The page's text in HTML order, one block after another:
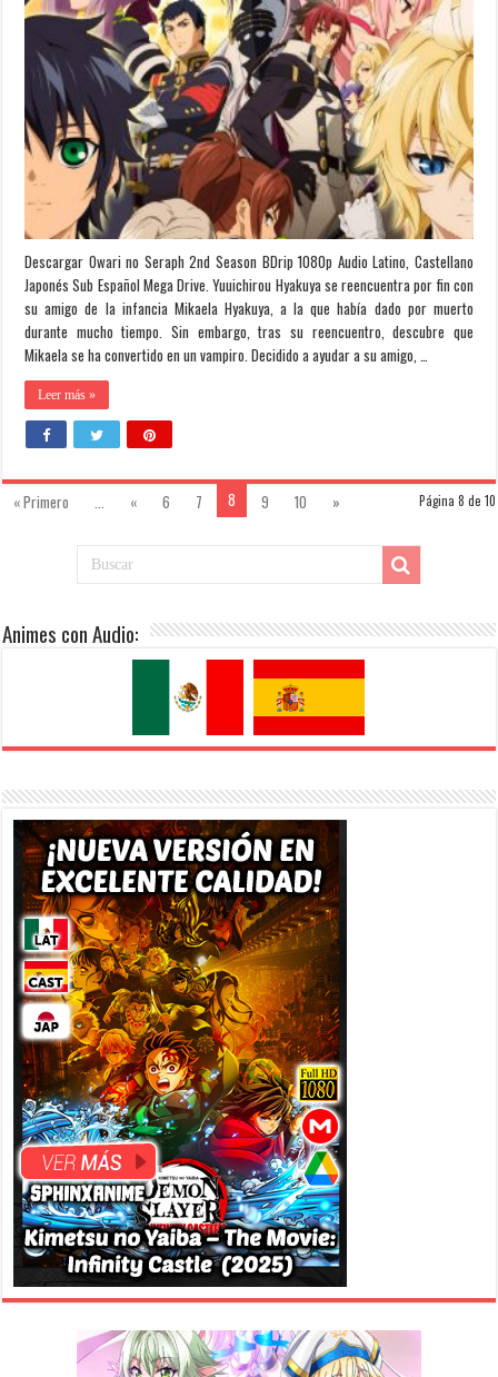
Descargar Owari no Seraph 2nd Season BDrip 1080p Audio Latino, Castellano
Japonés Sub Español Mega Drive. Yuuichirou Hyakuya se reencuentra por fin con
su amigo de la infancia Mikaela Hyakuya, a la que había dado por muerto
durante mucho tiempo. Sin embargo, tras su reencuentro, descubre que
Mikaela se ha convertido en un vampiro. Decidido a ayudar a su amigo, …
Leer más »
Página 8 de 10
« Primero ... « 6 7 8 9 10 »
Animes con Audio: